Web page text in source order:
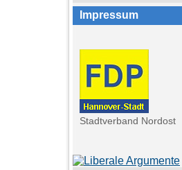
Impressum
Stadtverband Nordost